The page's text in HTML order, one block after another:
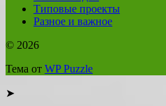
Типовые проекты
Разное и важное
© 2026
Тема от WP Puzzle
➤